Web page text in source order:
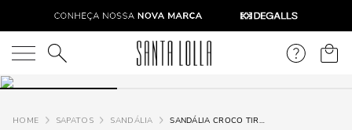
O que você está procurando?
SAPATOS SANDÁLIA SANDÁLIA CROCO TIRAS FINAS STRASS BRILHO SALTO ALTO PRETA